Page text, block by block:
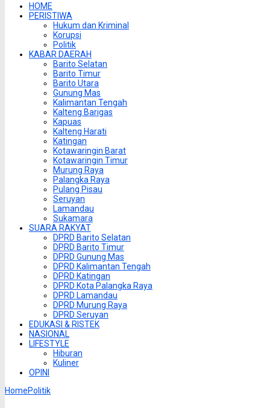
HOME
PERISTIWA
Hukum dan Kriminal
Korupsi
Politik
KABAR DAERAH
Barito Selatan
Barito Timur
Barito Utara
Gunung Mas
Kalimantan Tengah
Kalteng Barigas
Kapuas
Kalteng Harati
Katingan
Kotawaringin Barat
Kotawaringin Timur
Murung Raya
Palangka Raya
Pulang Pisau
Seruyan
Lamandau
Sukamara
SUARA RAKYAT
DPRD Barito Selatan
DPRD Barito Timur
DPRD Gunung Mas
DPRD Kalimantan Tengah
DPRD Katingan
DPRD Kota Palangka Raya
DPRD Lamandau
DPRD Murung Raya
DPRD Seruyan
EDUKASI & RISTEK
NASIONAL
LIFESTYLE
Hiburan
Kuliner
OPINI
HomePolitik